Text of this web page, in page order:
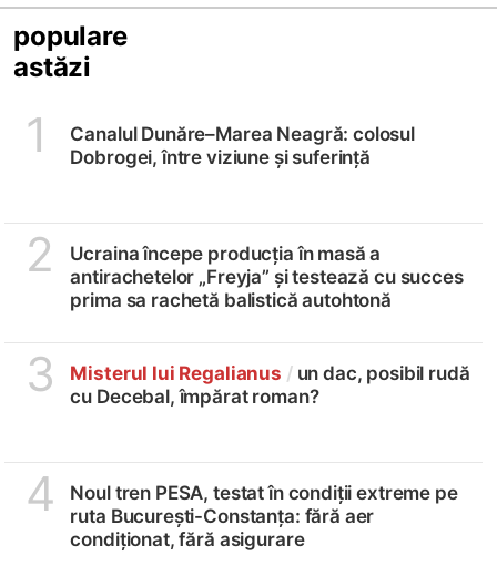
populare
astăzi
1
Canalul Dunăre–Marea Neagră: colosul
Dobrogei, între viziune și suferință
2
Ucraina începe producția în masă a
antirachetelor „Freyja” și testează cu succes
prima sa rachetă balistică autohtonă
3 Misterul lui Regalianus /un dac, posibil rudă
cu Decebal, împărat roman?
4
Noul tren PESA, testat în condiții extreme pe
ruta București-Constanța: fără aer
condiționat, fără asigurare